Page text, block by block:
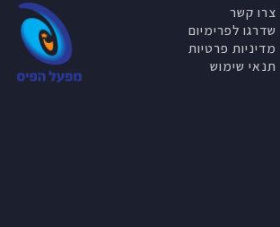
צרו קשר
שדרגו לפרימיום
מדיניות פרטיות
תנאי שימוש